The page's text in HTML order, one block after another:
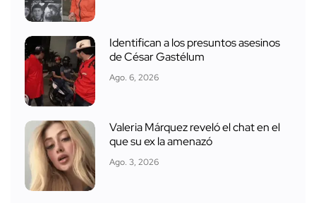
Identifican a los presuntos asesinos
de César Gastélum
Ago. 6, 2026
Valeria Márquez reveló el chat en el
que su ex la amenazó
Ago. 3, 2026